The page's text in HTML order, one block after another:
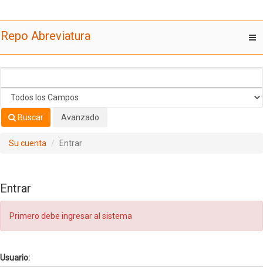
Repo Abreviatura
Buscar Avanzado
Su cuenta Entrar
Entrar
Primero debe ingresar al sistema
Usuario: